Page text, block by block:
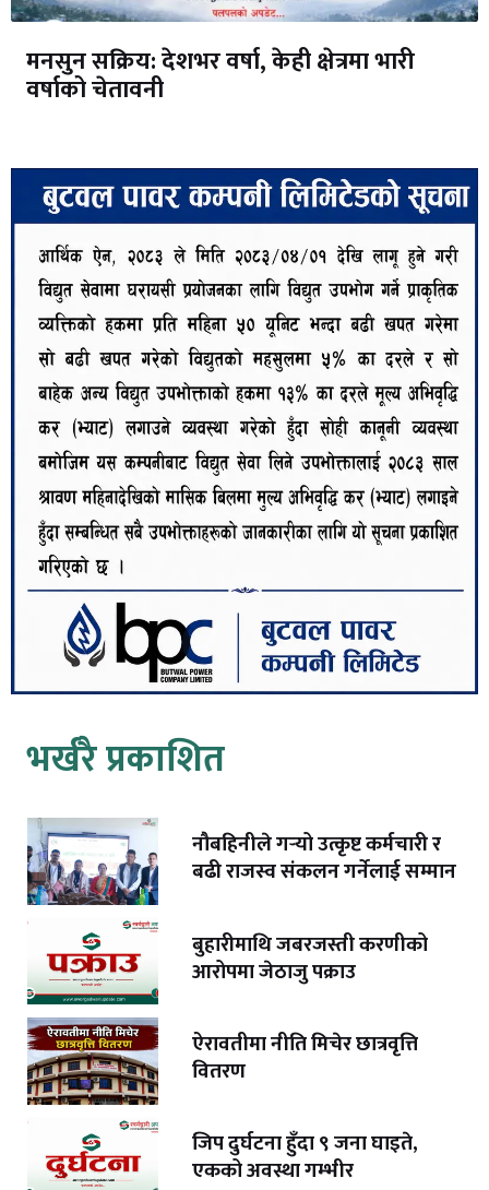
मनसुन सक्रिय: देशभर वर्षा, केही क्षेत्रमा भारी
वर्षाको चेतावनी
भर्खरै प्रकाशित
नौबहिनीले गर्‍यो उत्कृष्ट कर्मचारी र
बढी राजस्व संकलन गर्नेलाई सम्मान
बुहारीमाथि जबरजस्ती करणीको
आरोपमा जेठाजु पक्राउ
ऐरावतीमा नीति मिचेर छात्रवृत्ति
वितरण
जिप दुर्घटना हुँदा ९ जना घाइते,
एकको अवस्था गम्भीर